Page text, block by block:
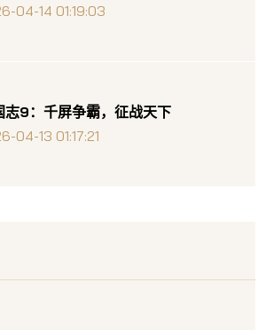
04-14 01:19:03
志9：千屏争霸，征战天下
04-13 01:17:21